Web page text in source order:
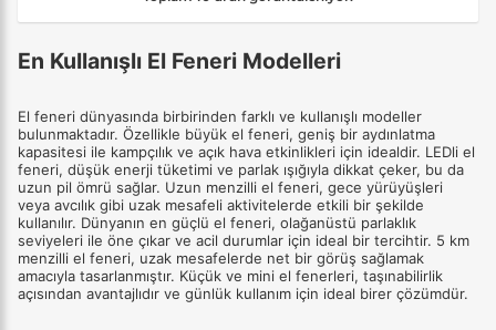
En Kullanışlı El Feneri Modelleri
El feneri dünyasında birbirinden farklı ve kullanışlı modeller
bulunmaktadır. Özellikle büyük el feneri, geniş bir aydınlatma
kapasitesi ile kampçılık ve açık hava etkinlikleri için idealdir. LEDli el
feneri, düşük enerji tüketimi ve parlak ışığıyla dikkat çeker, bu da
uzun pil ömrü sağlar. Uzun menzilli el feneri, gece yürüyüşleri
veya avcılık gibi uzak mesafeli aktivitelerde etkili bir şekilde
kullanılır. Dünyanın en güçlü el feneri, olağanüstü parlaklık
seviyeleri ile öne çıkar ve acil durumlar için ideal bir tercihtir. 5 km
menzilli el feneri, uzak mesafelerde net bir görüş sağlamak
amacıyla tasarlanmıştır. Küçük ve mini el fenerleri, taşınabilirlik
açısından avantajlıdır ve günlük kullanım için ideal birer çözümdür.